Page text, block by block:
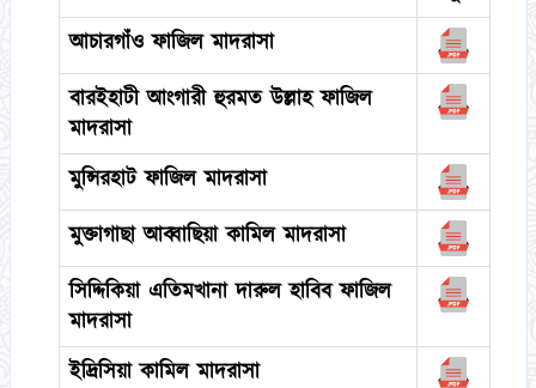
আচারগাঁও ফাজিল মাদরাসা
বারইহাটী আংগারী হুরমত উল্লাহ ফাজিল
মাদরাসা
মুন্সিরহাট ফাজিল মাদরাসা
মুক্তাগাছা আব্বাছিয়া কামিল মাদরাসা
সিদ্দিকিয়া এতিমখানা দারুল হাবিব ফাজিল
মাদরাসা
ইদ্রিসিয়া কামিল মাদরাসা